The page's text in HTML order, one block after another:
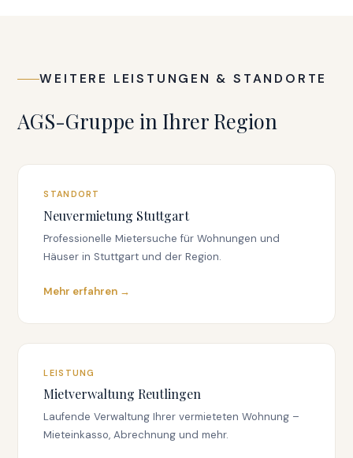
WEITERE LEISTUNGEN & STANDORTE
AGS-Gruppe in Ihrer Region
STANDORT
Neuvermietung Stuttgart
Professionelle Mietersuche für Wohnungen und
Häuser in Stuttgart und der Region.
Mehr erfahren →
LEISTUNG
Mietverwaltung Reutlingen
Laufende Verwaltung Ihrer vermieteten Wohnung –
Mieteinkasso, Abrechnung und mehr.